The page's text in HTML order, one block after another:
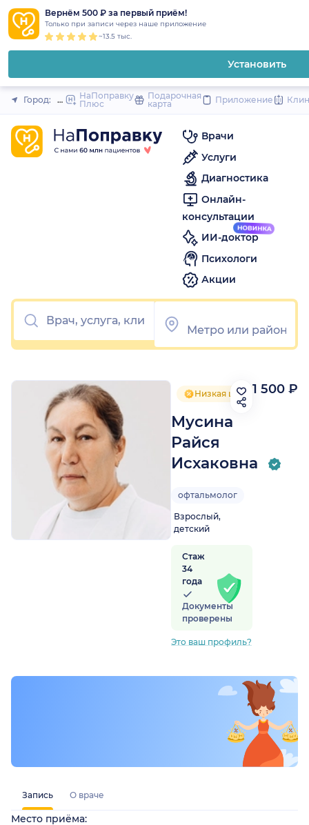
Вернём 500 ₽ за первый приём!
Только при записи через наше приложение
~13.5 тыс.
Установить
Закрыть
Город: Нижний Новгород
НаПоправку
Плюс
Подарочная
карта
Приложение
Врачи
Услуги
Диагностика
Онлайн-
консультации
ИИ-доктор
Психологи
Акции
Низкая цена приёма
Мусина
Райся
Исхаковна
офтальмолог
Взрослый,
детский
Стаж
34
года
Документы
проверены
Это ваш профиль?
1 500 ₽
Запись О враче
Место приёма: